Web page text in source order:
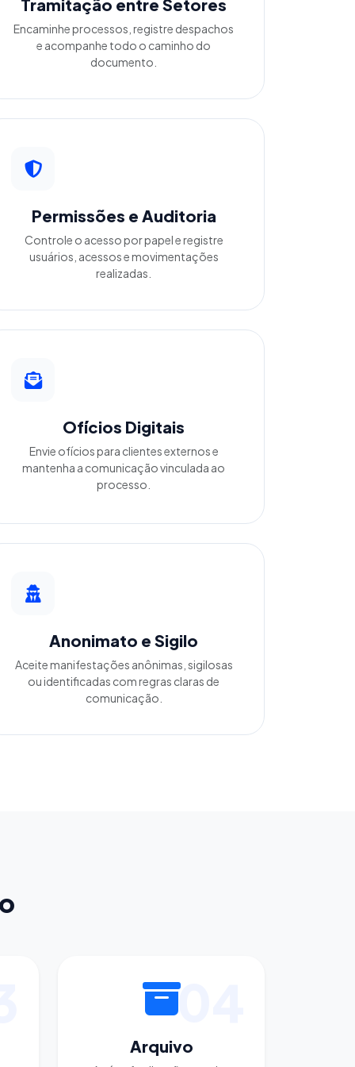
Tramitação entre Setores
Encaminhe processos, registre despachos
e acompanhe todo o caminho do
documento.
Permissões e Auditoria
Controle o acesso por papel e registre
usuários, acessos e movimentações
realizadas.
Ofícios Digitais
Envie ofícios para clientes externos e
mantenha a comunicação vinculada ao
processo.
Anonimato e Sigilo
Aceite manifestações anônimas, sigilosas
ou identificadas com regras claras de
comunicação.
04
Arquivo